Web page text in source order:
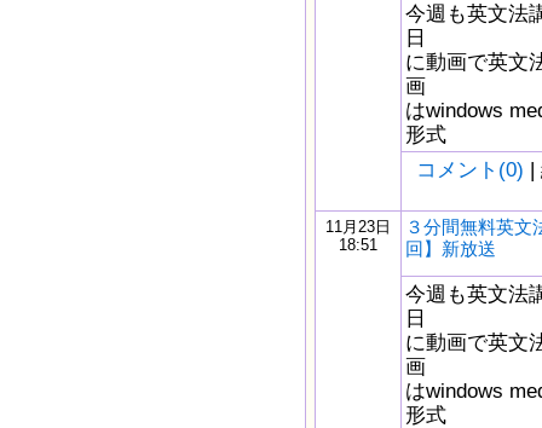
今週も英文法
日
に動画で英文
画
はwindows
形式
コメント(0) |
11月23日
18:51
３分間無料英文
回】新放送
今週も英文法
日
に動画で英文
画
はwindows
形式